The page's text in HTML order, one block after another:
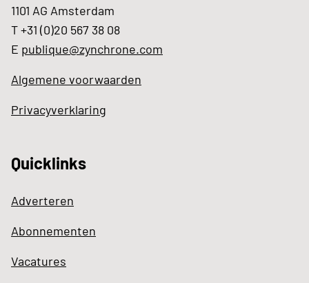
1101 AG Amsterdam
T +31 (0)20 567 38 08
E publique@zynchrone.com
Algemene voorwaarden
Privacyverklaring
Quicklinks
Adverteren
Abonnementen
Vacatures